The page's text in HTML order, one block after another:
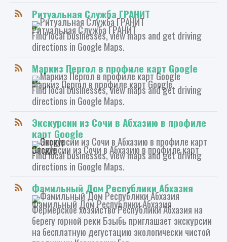
Ритуальная Служба ГРАНИТ
Ритуальная Служба ГРАНИТ
Find local businesses, view maps and get driving
directions in Google Maps.
Маркиз Пергол в профиле карт Google
Маркиз Пергол в профиле карт Google
Find local businesses, view maps and get driving
directions in Google Maps.
Экскурсии из Сочи в Абхазию в профиле
карт Google
Экскурсии из Сочи в Абхазию в профиле карт Google
Find local businesses, view maps and get driving
directions in Google Maps.
Фамильный Дом Республики Абхазия
Фамильный Дом Республики Абхазия
Фермерское хозяйство Республики Абхазия на
берегу горной реки Бзыбь приглашает экскурсии
на бесплатную дегустацию экологически чистой